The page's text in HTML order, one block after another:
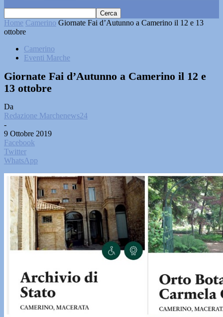
Home Camerino Giornate Fai d’Autunno a Camerino il 12 e 13
ottobre
Camerino
Eventi Marche
Giornate Fai d’Autunno a Camerino il 12 e
13 ottobre
Da
Redazione Marchenews24
-
9 Ottobre 2019
Facebook
Twitter
WhatsApp